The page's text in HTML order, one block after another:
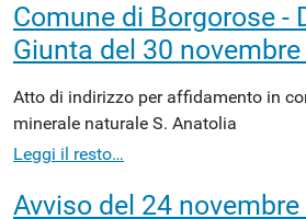
Comune di Borgorose -
Giunta del 30
Atto di indirizzo per affidamento in
minerale naturale S. Anatolia
Leggi il resto…
Avviso del 24